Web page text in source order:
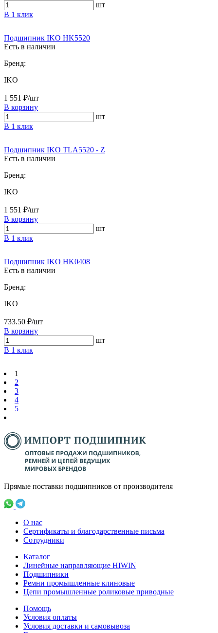
шт
В 1 клик
Подшипник IKO HK5520
Есть в наличии
Бренд:
IKO
1 551 ₽/шт
В корзину
шт
В 1 клик
Подшипник IKO TLA5520 - Z
Есть в наличии
Бренд:
IKO
1 551 ₽/шт
В корзину
шт
В 1 клик
Подшипник IKO HK0408
Есть в наличии
Бренд:
IKO
733.50 ₽/шт
В корзину
шт
В 1 клик
1
2
3
4
5
Прямые поставки подшипников от производителя
О нас
Сертификаты и благодарственные письма
Сотрудники
Каталог
Линейные направляющие HIWIN
Подшипники
Ремни промышленные клиновые
Цепи промышленные роликовые приводные
Помощь
Условия оплаты
Условия доставки и самовывоза